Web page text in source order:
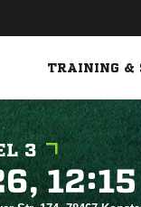
TRAINING &
3
